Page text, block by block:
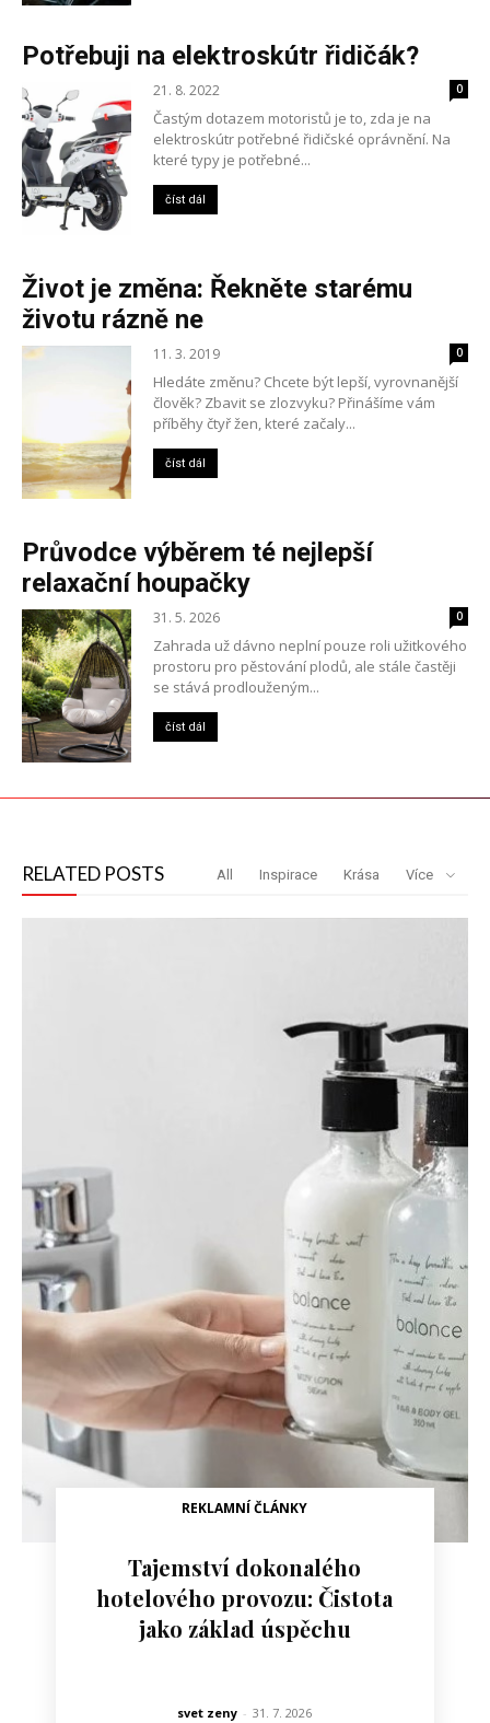
Potřebuji na elektroskútr řidičák?
21. 8. 2022 0
Častým dotazem motoristů je to, zda je na
elektroskútr potřebné řidičské oprávnění. Na
které typy je potřebné...
číst dál
Život je změna: Řekněte starému
životu rázně ne
11. 3. 2019 0
Hledáte změnu? Chcete být lepší, vyrovnanější
člověk? Zbavit se zlozvyku? Přinášíme vám
příběhy čtyř žen, které začaly...
číst dál
Průvodce výběrem té nejlepší
relaxační houpačky
31. 5. 2026 0
Zahrada už dávno neplní pouze roli užitkového
prostoru pro pěstování plodů, ale stále častěji
se stává prodlouženým...
číst dál
RELATED POSTS All Inspirace Krása Více
REKLAMNÍ ČLÁNKY
Tajemství dokonalého
hotelového provozu: Čistota
jako základ úspěchu
svet zeny - 31. 7. 2026